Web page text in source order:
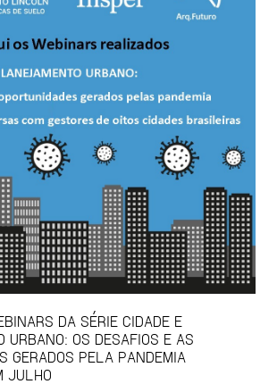
DA SÉRIE CIDADE E
URBANO: OS DESAFIOS E AS
GERADOS PELA PANDEMIA
JULHO